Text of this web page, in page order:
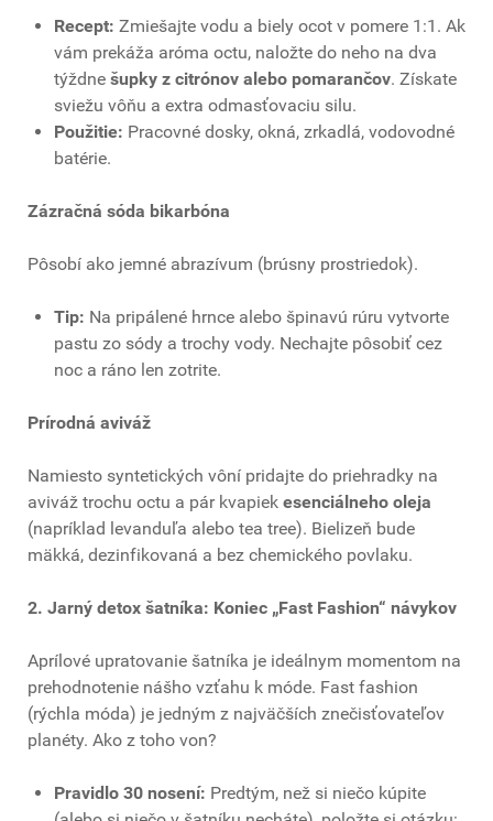
Recept: Zmiešajte vodu a biely ocot v pomere 1:1. Ak
vám prekáža aróma octu, naložte do neho na dva
týždne šupky z citrónov alebo pomarančov. Získate
sviežu vôňu a extra odmasťovaciu silu.
Použitie: Pracovné dosky, okná, zrkadlá, vodovodné
batérie.
Zázračná sóda bikarbóna
Pôsobí ako jemné abrazívum (brúsny prostriedok).
Tip: Na pripálené hrnce alebo špinavú rúru vytvorte
pastu zo sódy a trochy vody. Nechajte pôsobiť cez
noc a ráno len zotrite.
Prírodná aviváž
Namiesto syntetických vôní pridajte do priehradky na
aviváž trochu octu a pár kvapiek esenciálneho oleja
(napríklad levanduľa alebo tea tree). Bielizeň bude
mäkká, dezinfikovaná a bez chemického povlaku.
2. Jarný detox šatníka: Koniec „Fast Fashion“ návykov
Aprílové upratovanie šatníka je ideálnym momentom na
prehodnotenie nášho vzťahu k móde. Fast fashion
(rýchla móda) je jedným z najväčších znečisťovateľov
planéty. Ako z toho von?
Pravidlo 30 nosení: Predtým, než si niečo kúpite